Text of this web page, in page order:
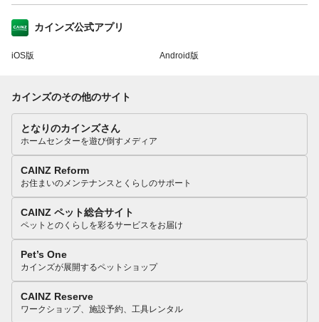
カインズ公式アプリ
iOS版 Android版
カインズのその他のサイト
となりのカインズさん
ホームセンターを遊び倒すメディア
CAINZ Reform
お住まいのメンテナンスとくらしのサポート
CAINZ ペット総合サイト
ペットとのくらしを彩るサービスをお届け
Pet’s One
カインズが展開するペットショップ
CAINZ Reserve
ワークショップ、施設予約、工具レンタル